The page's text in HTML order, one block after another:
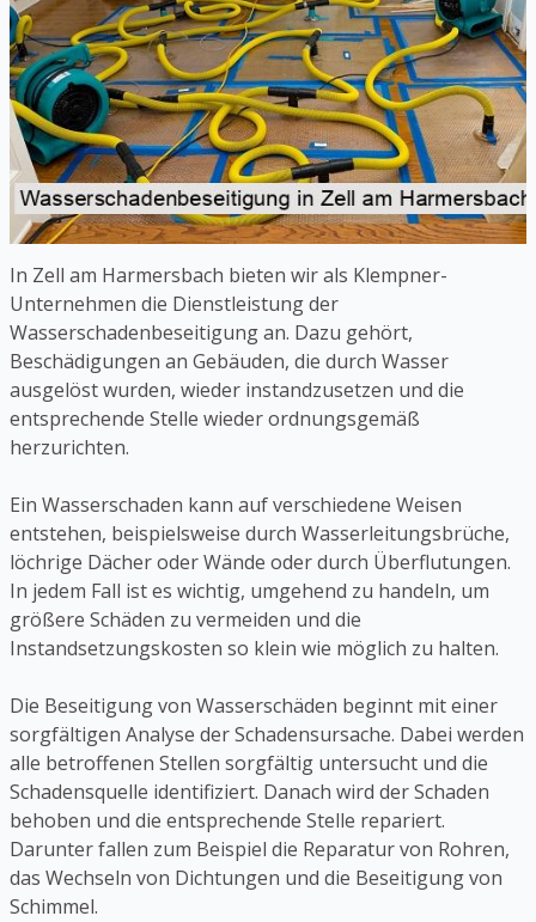
In Zell am Harmersbach bieten wir als Klempner-
Unternehmen die Dienstleistung der
Wasserschadenbeseitigung an. Dazu gehört,
Beschädigungen an Gebäuden, die durch Wasser
ausgelöst wurden, wieder instandzusetzen und die
entsprechende Stelle wieder ordnungsgemäß
herzurichten.
Ein Wasserschaden kann auf verschiedene Weisen
entstehen, beispielsweise durch Wasserleitungsbrüche,
löchrige Dächer oder Wände oder durch Überflutungen.
In jedem Fall ist es wichtig, umgehend zu handeln, um
größere Schäden zu vermeiden und die
Instandsetzungskosten so klein wie möglich zu halten.
Die Beseitigung von Wasserschäden beginnt mit einer
sorgfältigen Analyse der Schadensursache. Dabei werden
alle betroffenen Stellen sorgfältig untersucht und die
Schadensquelle identifiziert. Danach wird der Schaden
behoben und die entsprechende Stelle repariert.
Darunter fallen zum Beispiel die Reparatur von Rohren,
das Wechseln von Dichtungen und die Beseitigung von
Schimmel.